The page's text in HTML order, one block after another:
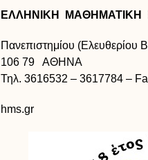
ΕΛΛΗΝΙΚΗ ΜΑΘΗΜΑΤΙΚΗ
Πανεπιστημίου (Ελευθερίου
106 79 ΑΘΗΝΑ
Τηλ. 3616532 – 3617784 –
hms.gr